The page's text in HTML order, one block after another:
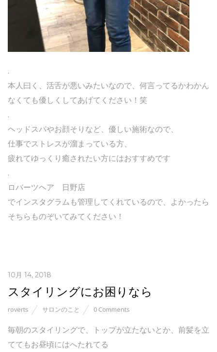
.
本人曰く、活舌が悪いみたいなので、何言ってるかわかん
なくても優しくしてあげてください！笑
.
ヘッドスパやお顔そりなど、優しい施術なので、
仕事でストレスが溜まっている方、
疲れてゆっくり癒されたい方にはおすすめです
.
ロバーツヘア 日野店
でインスタグラムも管理してくれているので、よかったら
そちらものぞいてみてください！
10月 14, 2018
スタイリングにお困りなら
roverts サロンのこと 0 Comments
毎朝のスタイリングで、トップが立たないとか、前髪を立
ててもお昼頃にはへたれてる